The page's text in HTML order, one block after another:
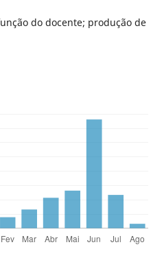
do docente; produção de